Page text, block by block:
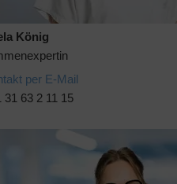
König
per E-Mail
31 63 2 11 15